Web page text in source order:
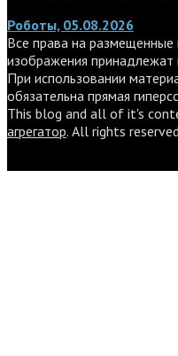
Роботы, 05.08.2026
Все права на размещенные
изображения
При использовании
обязательна прямая
This blog and all of it's
агрегатор. All rights